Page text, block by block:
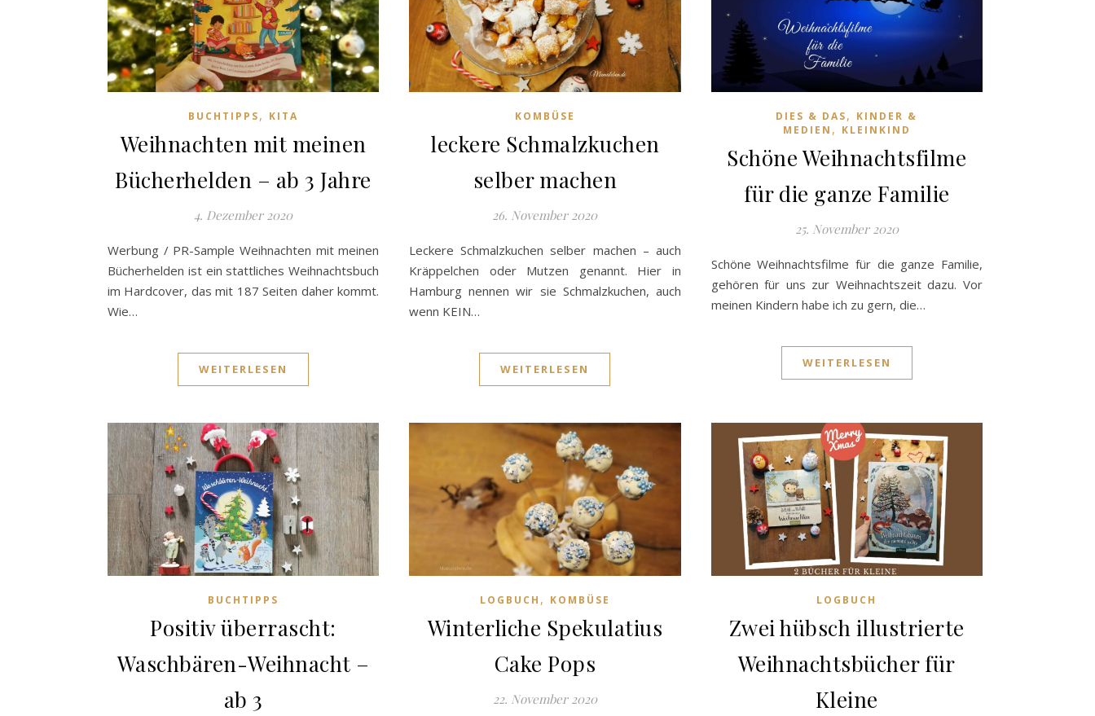
BUCHTIPPS, KITA
Weihnachten mit meinen
Bücherhelden – ab 3 Jahre
4. Dezember 2020
Werbung / PR-Sample Weihnachten mit meinen
Bücherhelden ist ein stattliches Weihnachtsbuch
im Hardcover, das mit 187 Seiten daher kommt.
Wie…
WEITERLESEN
KOMBÜSE
leckere Schmalzkuchen
selber machen
26. November 2020
Leckere Schmalzkuchen selber machen – auch
Kräppelchen oder Mutzen genannt. Hier in
Hamburg nennen wir sie Schmalzkuchen, auch
wenn KEIN…
WEITERLESEN
DIES & DAS, KINDER &
MEDIEN , KLEINKIND
Schöne Weihnachtsfilme
für die ganze Familie
25. November 2020
Schöne Weihnachtsfilme für die ganze Familie,
gehören für uns zur Weihnachtszeit dazu. Vor
meinen Kindern habe ich zu gern, die…
WEITERLESEN
BUCHTIPPS
Positiv überrascht:
Waschbären-Weihnacht –
ab 3
LOGBUCH , KOMBÜSE
Winterliche Spekulatius
Cake Pops
22. November 2020
LOGBUCH
Zwei hübsch illustrierte
Weihnachtsbücher für
Kleine